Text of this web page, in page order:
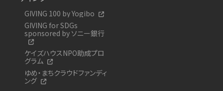
GIVING 100 by Yogibo
GIVING for SDGs
sponsored by ソニー銀行
ケイズハウスNPO助成プロ
グラム
ゆめ・まちクラウドファンディ
ング